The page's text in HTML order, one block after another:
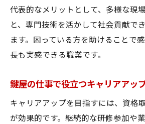
代表的なメリットとして、多様な現
と、専門技術を活かして社会貢献で
ます。困っている方を助けることで
長も実感できる職業です。
鍵屋の仕事で役立つキャリアアッ
キャリアアップを目指すには、資格
が効果的です。継続的な研修参加や